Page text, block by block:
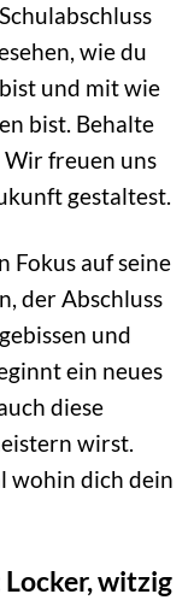
wie du
und mit wie
bist. Behalte
freuen uns
gestaltest.
Fokus auf seine
der Abschluss
und
ein neues
diese
wirst.
wohin dich dein
witzig